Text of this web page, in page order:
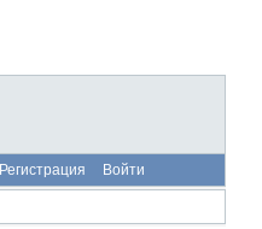
Регистрация Войти